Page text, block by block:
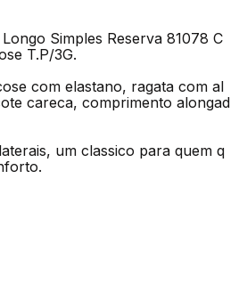
Simples Reserva 81078 C
T.P/3G.
com elastano, ragata com al
careca, comprimento alongad
um classico para quem q